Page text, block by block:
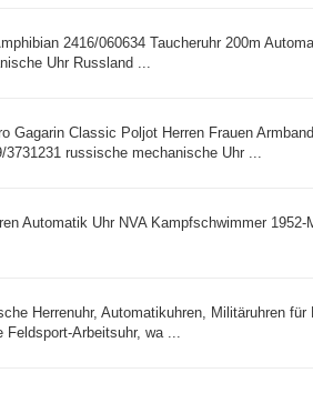
2416/060634 Taucheruhr 200m
Uhr Russland ...
Gagarin Classic Poljot Herren Frauen
3731231 russische mechanische Uhr ...
Automatik Uhr NVA Kampfschwimmer 1952-
Herrenuhr, Automatikuhren, Militäruhren für
Feldsport-Arbeitsuhr, wa ...